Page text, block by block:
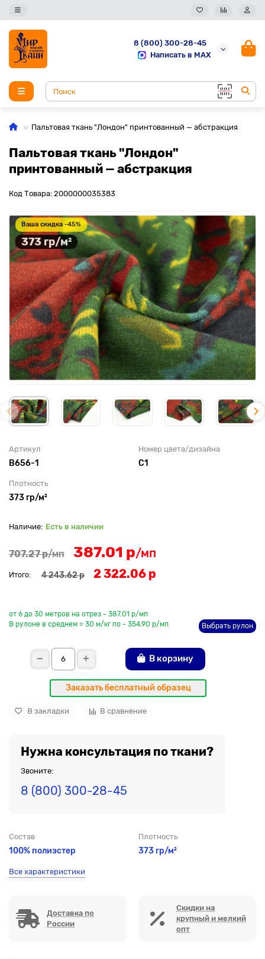
8 (800) 300-28-45
Написать в MAX
Пальтовая ткань "Лондон" принтованный — абстракция
Пальтовая ткань "Лондон"
принтованный — абстракция
Код Товара: 2000000035383
Ваша скидка -45%
373 гр/м²
Артикул
B656-1
Номер цвета/дизайна
С1
Плотность
373 гр/м²
Есть в наличии
707.27 р/мп 387.01 р/мп
Итого: 4 243.62 р 2 322.06 р
от 6 до 30 метров на отрез - 387.01 р/мп
В рулоне в среднем = 30 м/кг по - 354.90 р/мп
Выбрать рулон
В корзину
Заказать бесплатный образец
В закладки В сравнение
Нужна консультация по ткани?
Звоните:
8 (800) 300-28-45
Состав
100% полиэстер
Плотность
373 гр/м²
Все характеристики
Доставка по
России
Скидки на
крупный и мелкий
опт